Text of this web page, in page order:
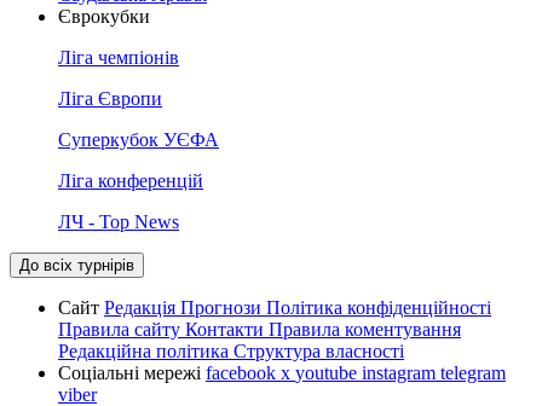
Єврокубки
Ліга чемпіонів
Ліга Європи
Суперкубок УЄФА
Ліга конференцій
ЛЧ - Top News
До всіх турнірів
Сайт Редакція Прогнози Політика конфіденційності
Правила сайту Контакти Правила коментування
Редакційна політика Структура власності
Соціальні мережі facebook x youtube instagram telegram
viber